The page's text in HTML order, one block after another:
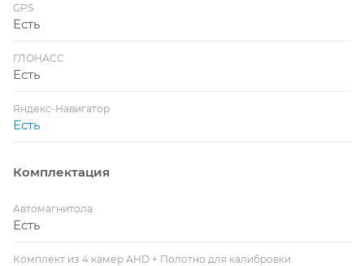
GPS
Есть
ГЛОНАСС
Есть
Яндекс-Навигатор
Есть
Комплектация
Автомагнитола
Есть
Комплект из 4 камер AHD + Полотно для калибровки